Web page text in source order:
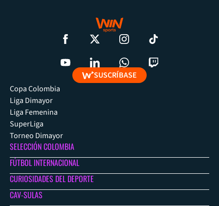
SUSCRÍBASE
Copa Colombia
Liga Dimayor
Liga Femenina
SuperLiga
Torneo Dimayor
SELECCIÓN COLOMBIA
FÚTBOL INTERNACIONAL
CURIOSIDADES DEL DEPORTE
CAV-SULAS